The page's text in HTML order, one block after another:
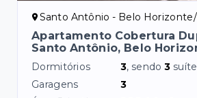
Santo Antônio - Belo
Apartamento Cobertura
Santo Antônio, Belo
Dormitórios 3, sendo3
Garagens
3